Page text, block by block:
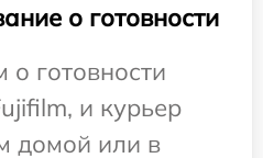
о готовности
готовности
и курьер
домой или в